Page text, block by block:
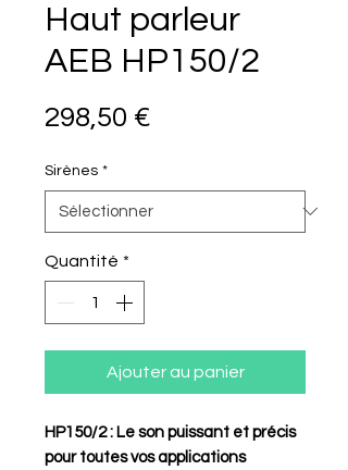
Haut parleur
AEB HP150/2
298,50 €
Sirènes *
Quantité *
Ajouter au panier
HP150/2 : Le son puissant et précis
pour toutes vos applications